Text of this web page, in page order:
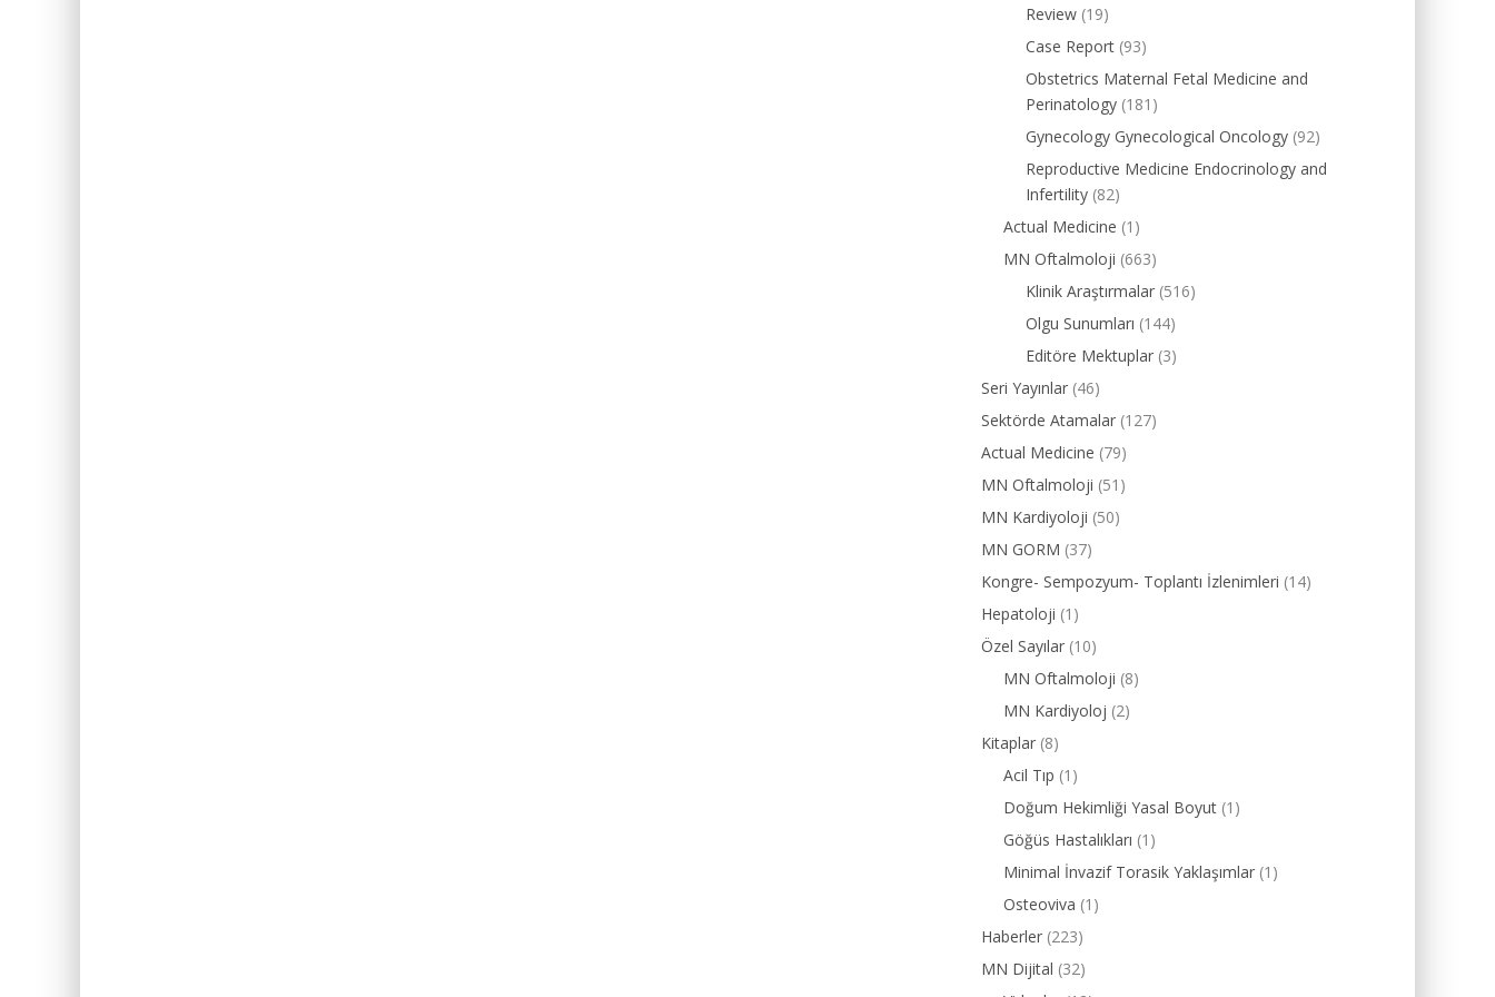
Review (19)
Case Report (93)
Obstetrics Maternal Fetal Medicine and
Perinatology (181)
Gynecology Gynecological Oncology (92)
Reproductive Medicine Endocrinology and
Infertility (82)
Actual Medicine (1)
MN Oftalmoloji (663)
Klinik Araştırmalar (516)
Olgu Sunumları (144)
Editöre Mektuplar (3)
Seri Yayınlar (46)
Sektörde Atamalar (127)
Actual Medicine (79)
MN Oftalmoloji (51)
MN Kardiyoloji (50)
MN GORM (37)
Kongre- Sempozyum- Toplantı İzlenimleri (14)
Hepatoloji (1)
Özel Sayılar (10)
MN Oftalmoloji (8)
MN Kardiyoloj (2)
Kitaplar (8)
Acil Tıp (1)
Doğum Hekimliği Yasal Boyut (1)
Göğüs Hastalıkları (1)
Minimal İnvazif Torasik Yaklaşımlar (1)
Osteoviva (1)
Haberler (223)
MN Dijital (32)